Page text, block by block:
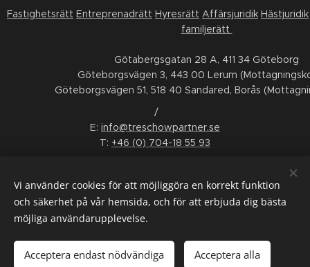
Fastighetsrätt Entreprenadrätt Hyresrätt Affärsjuridik Hästjuridik
familjerätt
Götabergsgatan 28 A, 411 34 Göteborg
Göteborgsvägen 3, 443 00 Lerum
Göteborgsvägen 51, 518 40 Sandared, Borås
/
E: info@treschowpartner.se
T: +46 (0) 704-18 55 93
LinkedIn Facebook Instagram Youtube
INTERGRITETSPOLICY
SMS-VILLKOR
Vi använder cookies för att möjliggöra en korrekt funktion
och säkerhet på vår hemsida, och för att erbjuda dig bästa
möjliga användarupplevelse.
Acceptera endast nödvändiga Acceptera alla